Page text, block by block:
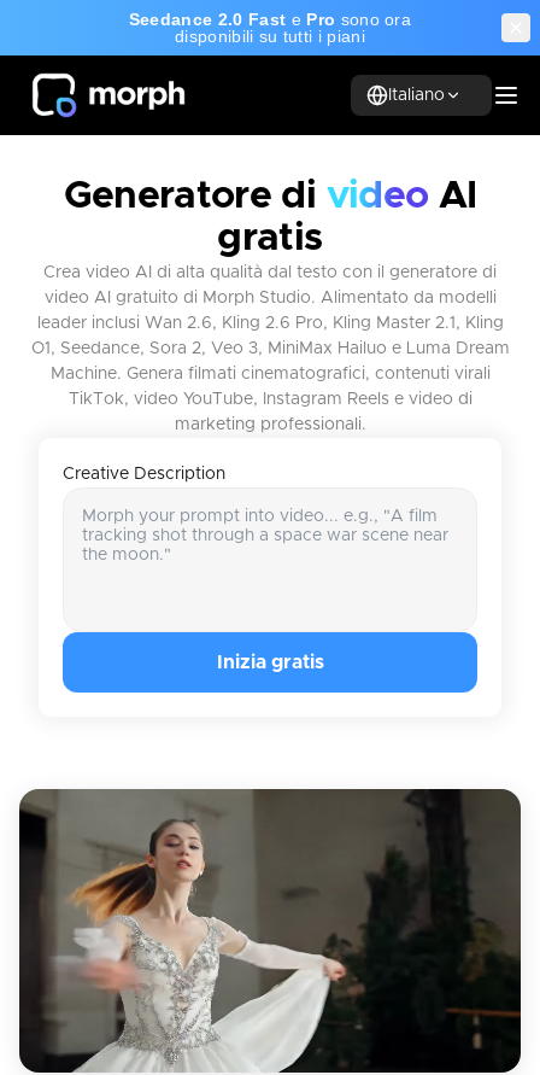
Seedance 2.0 Fast e Pro sono ora
disponibili su tutti i piani
Italiano
Generatore di video AI
gratis
Crea video AI di alta qualità dal testo con il generatore di
video AI gratuito di Morph Studio. Alimentato da modelli
leader inclusi Wan 2.6, Kling 2.6 Pro, Kling Master 2.1, Kling
O1, Seedance, Sora 2, Veo 3, MiniMax Hailuo e Luma Dream
Machine. Genera filmati cinematografici, contenuti virali
TikTok, video YouTube, Instagram Reels e video di
marketing professionali.
Creative Description
Inizia gratis